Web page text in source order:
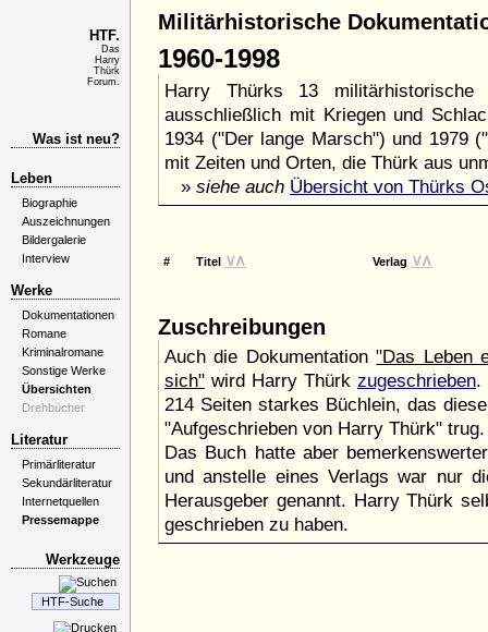
HTF.
Das
Harry
Thürk
Forum.
Was ist neu?
Leben
Biographie
Auszeichnungen
Bildergalerie
Interview
Werke
Dokumentationen
Romane
Kriminalromane
Sonstige Werke
Übersichten
Drehbücher
Literatur
Primärliteratur
Sekundärliteratur
Internetquellen
Pressemappe
Werkzeuge
Militärhistorische
1960-1998
Harry Thürks 13 militärhistorische
ausschließlich mit Kriegen und
1934 ("Der lange Marsch") und 1979 (
mit Zeiten und Orten, die Thürk aus
» siehe auch Übersicht von Thürks
# Titel ∨∧ Verlag ∨∧
Zuschreibungen
Auch die Dokumentation"Das Leben
sich" wird Harry Thürk zugeschrieben.
214 Seiten starkes Büchlein, das
"Aufgeschrieben von Harry Thürk" trug.
Das Buch hatte aber
und anstelle eines Verlags war nur
Herausgeber genannt. Harry Thürk
geschrieben zu haben.